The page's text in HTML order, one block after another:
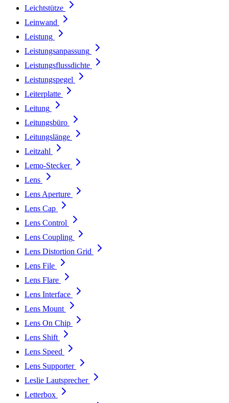
Leichtstütze
Leinwand
Leistung
Leistungsanpassung
Leistungsflussdichte
Leistungspegel
Leiterplatte
Leitung
Leitungsbüro
Leitungslänge
Leitzahl
Lemo-Stecker
Lens
Lens Aperture
Lens Cap
Lens Control
Lens Coupling
Lens Distortion Grid
Lens File
Lens Flare
Lens Interface
Lens Mount
Lens On Chip
Lens Shift
Lens Speed
Lens Supporter
Leslie Lautsprecher
Letterbox